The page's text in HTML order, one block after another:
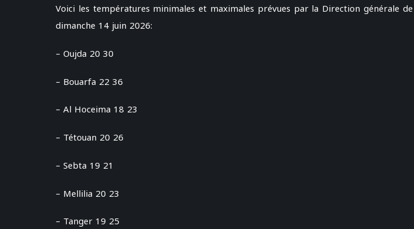
Voici les températures minimales et maximales prévues par la Direction générale
dimanche 14 juin 2026:
– Oujda 20 30
– Bouarfa 22 36
– Al Hoceima 18 23
– Tétouan 20 26
– Sebta 19 21
– Mellilia 20 23
– Tanger 19 25